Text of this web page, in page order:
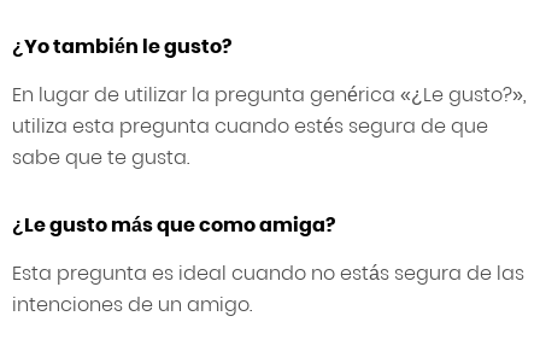
¿Yo también le gusto?
En lugar de utilizar la pregunta genérica «¿Le gusto?»,
utiliza esta pregunta cuando estés segura de que
sabe que te gusta.
¿Le gusto más que como amiga?
Esta pregunta es ideal cuando no estás segura de las
intenciones de un amigo.